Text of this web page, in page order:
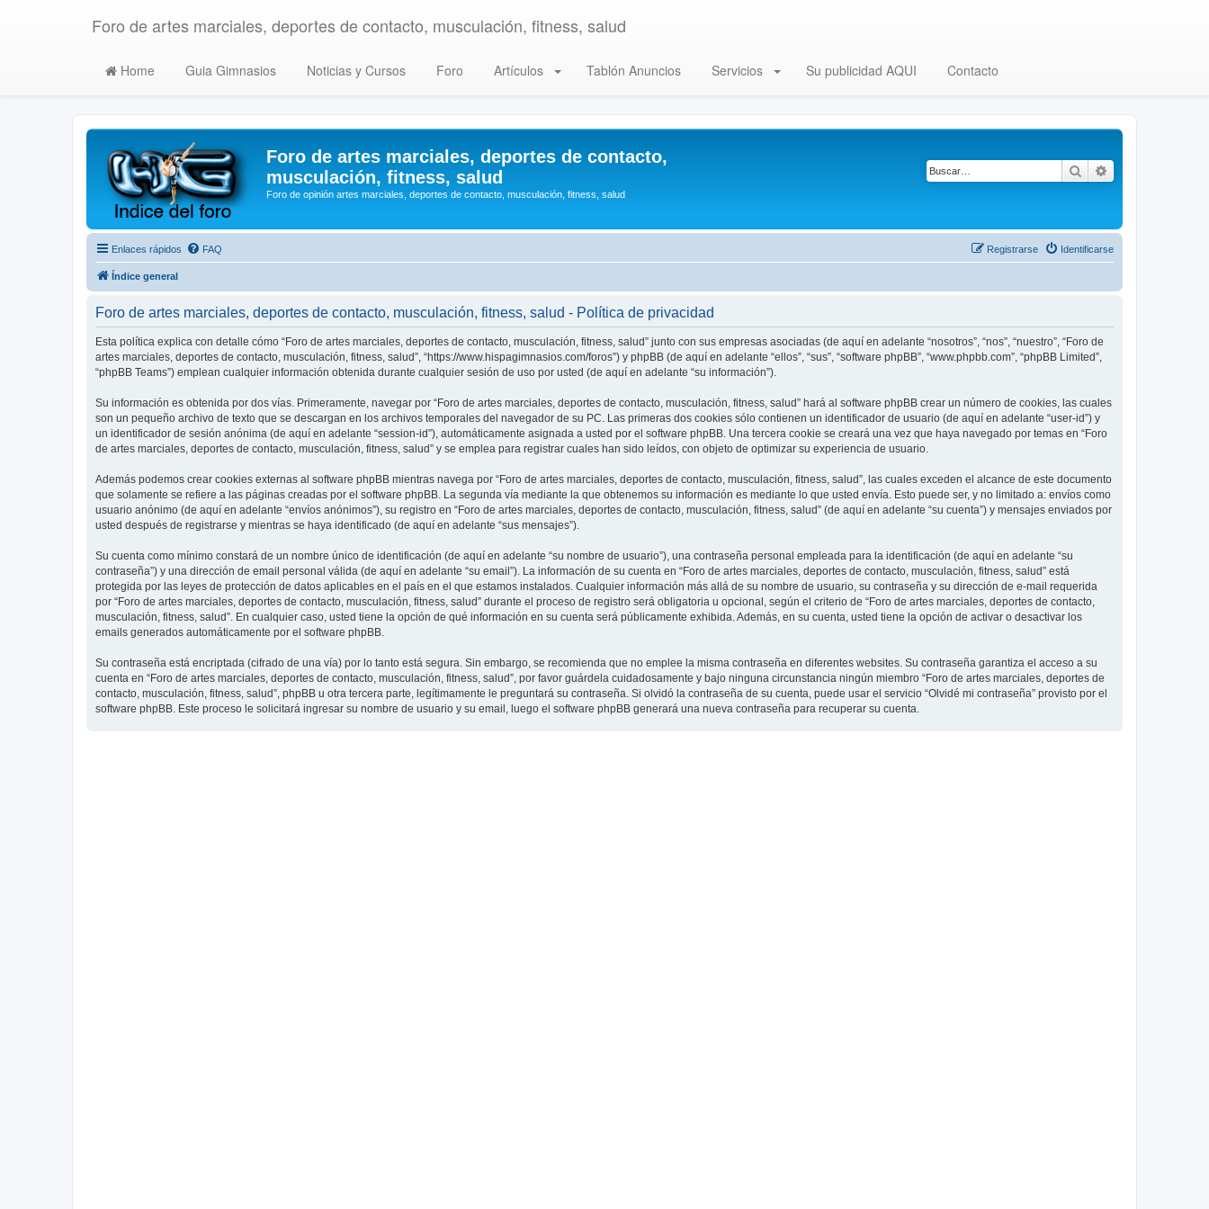
Foro de artes marciales, deportes de contacto, musculación, fitness, salud
Home Guia Gimnasios Noticias y Cursos Foro Artículos Tablón Anuncios Servicios Su publicidad AQUI Contacto
Foro de artes marciales, deportes de contacto,
musculación, fitness, salud
Foro de opinión artes marciales, deportes de contacto, musculación, fitness, salud
Buscar
Enlaces rápidos FAQ Identificarse
Registrarse
Índice general
Foro de artes marciales, deportes de contacto, musculación, fitness, salud - Política de privacidad
Esta política explica con detalle cómo “Foro de artes marciales, deportes de contacto, musculación, fitness, salud” junto con sus empresas asociadas (de aquí en adelante “nosotros”, “nos”, “nuestro”, “Foro de
artes marciales, deportes de contacto, musculación, fitness, salud”, “https://www.hispagimnasios.com/foros”) y phpBB (de aquí en adelante “ellos”, “sus”, “software phpBB”, “www.phpbb.com”, “phpBB Limited”,
“phpBB Teams”) emplean cualquier información obtenida durante cualquier sesión de uso por usted (de aquí en adelante “su información”).
Su información es obtenida por dos vías. Primeramente, navegar por “Foro de artes marciales, deportes de contacto, musculación, fitness, salud” hará al software phpBB crear un número de cookies, las cuales
son un pequeño archivo de texto que se descargan en los archivos temporales del navegador de su PC. Las primeras dos cookies sólo contienen un identificador de usuario (de aquí en adelante “user-id”) y
un identificador de sesión anónima (de aquí en adelante “session-id”), automáticamente asignada a usted por el software phpBB. Una tercera cookie se creará una vez que haya navegado por temas en “Foro
de artes marciales, deportes de contacto, musculación, fitness, salud” y se emplea para registrar cuales han sido leídos, con objeto de optimizar su experiencia de usuario.
Además podemos crear cookies externas al software phpBB mientras navega por “Foro de artes marciales, deportes de contacto, musculación, fitness, salud”, las cuales exceden el alcance de este documento
que solamente se refiere a las páginas creadas por el software phpBB. La segunda vía mediante la que obtenemos su información es mediante lo que usted envía. Esto puede ser, y no limitado a: envíos como
usuario anónimo (de aquí en adelante “envíos anónimos”), su registro en “Foro de artes marciales, deportes de contacto, musculación, fitness, salud” (de aquí en adelante “su cuenta”) y mensajes enviados por
usted después de registrarse y mientras se haya identificado (de aquí en adelante “sus mensajes”).
Su cuenta como mínimo constará de un nombre único de identificación (de aquí en adelante “su nombre de usuario”), una contraseña personal empleada para la identificación (de aquí en adelante “su
contraseña”) y una dirección de email personal válida (de aquí en adelante “su email”). La información de su cuenta en “Foro de artes marciales, deportes de contacto, musculación, fitness, salud” está
protegida por las leyes de protección de datos aplicables en el país en el que estamos instalados. Cualquier información más allá de su nombre de usuario, su contraseña y su dirección de e-mail requerida
por “Foro de artes marciales, deportes de contacto, musculación, fitness, salud” durante el proceso de registro será obligatoria u opcional, según el criterio de “Foro de artes marciales, deportes de contacto,
musculación, fitness, salud”. En cualquier caso, usted tiene la opción de qué información en su cuenta será públicamente exhibida. Además, en su cuenta, usted tiene la opción de activar o desactivar los
emails generados automáticamente por el software phpBB.
Su contraseña está encriptada (cifrado de una vía) por lo tanto está segura. Sin embargo, se recomienda que no emplee la misma contraseña en diferentes websites. Su contraseña garantiza el acceso a su
cuenta en “Foro de artes marciales, deportes de contacto, musculación, fitness, salud”, por favor guárdela cuidadosamente y bajo ninguna circunstancia ningún miembro “Foro de artes marciales, deportes de
contacto, musculación, fitness, salud”, phpBB u otra tercera parte, legítimamente le preguntará su contraseña. Si olvidó la contraseña de su cuenta, puede usar el servicio “Olvidé mi contraseña” provisto por el
software phpBB. Este proceso le solicitará ingresar su nombre de usuario y su email, luego el software phpBB generará una nueva contraseña para recuperar su cuenta.